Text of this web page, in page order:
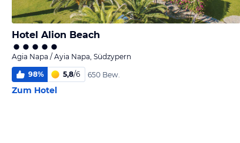
Hotel Alion Beach
Agia Napa / Ayia Napa, Südzypern
98% 5,8/6 650 Bew.
Zum Hotel